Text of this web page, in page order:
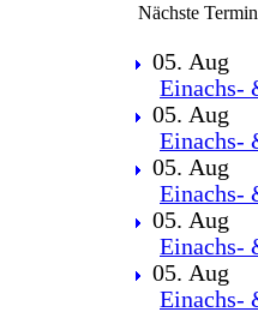
Nächste
05. Aug
Einachs-
05. Aug
Einachs-
05. Aug
Einachs-
05. Aug
Einachs-
05. Aug
Einachs-